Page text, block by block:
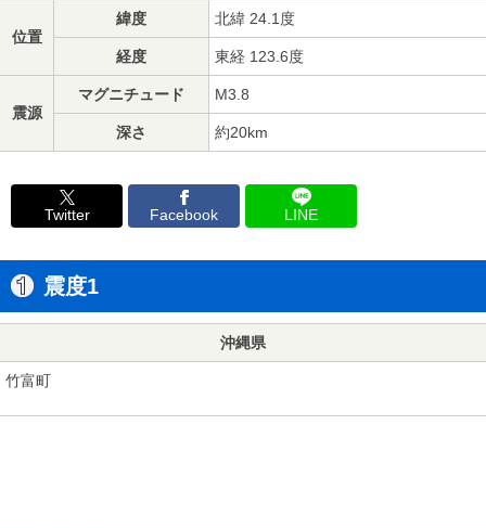
位置
緯度 北緯 24.1度
経度 東経 123.6度
震源
マグニチュード M3.8
深さ 約20km
Twitter Facebook LINE
震度1
沖縄県
竹富町